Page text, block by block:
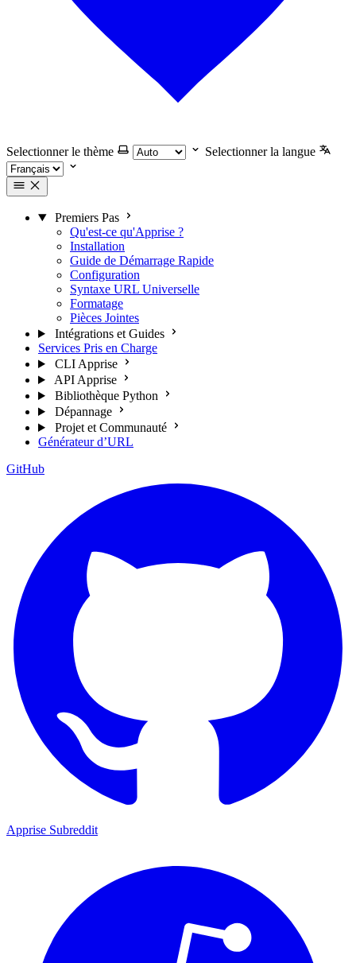
Selectionner le thème Selectionner la langue
Premiers Pas
Qu'est-ce qu'Apprise ?
Installation
Guide de Démarrage Rapide
Configuration
Syntaxe URL Universelle
Formatage
Pièces Jointes
Intégrations et Guides
Services Pris en Charge
CLI Apprise
API Apprise
Bibliothèque Python
Dépannage
Projet et Communauté
Générateur d’URL
GitHub
Apprise Subreddit